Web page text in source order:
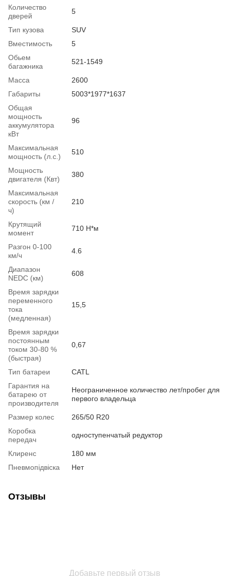
Количество
дверей
5
Тип кузова
SUV
Вместимость
5
Обьем
багажника
521-1549
Масса
2600
Габариты
5003*1977*1637
Общая
мощность
аккумулятора
кВт
96
Максимальная
мощность (л.с.)
510
Мощность
двигателя (Квт)
380
Максимальная
скорость (км /
ч)
210
Крутящий
момент
710 Н*м
Разгон 0-100
км/ч
4.6
Диапазон
NEDC (км)
608
Время зарядки
переменного
тока
(медленная)
15,5
Время зарядки
постоянным
током 30-80 %
(быстрая)
0,67
Тип батареи
CATL
Гарантия на
батарею от
производителя
Неограниченное количество лет/пробег для
первого владельца
Размер колес
265/50 R20
Коробка
передач
одноступенчатый редуктор
Клиренс
180 мм
Пневмопідвіска
Нет
Отзывы
Добавьте первый отзыв